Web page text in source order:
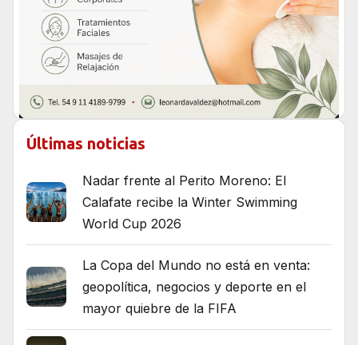
Últimas noticias
Nadar frente al Perito Moreno: El
Calafate recibe la Winter Swimming
World Cup 2026
La Copa del Mundo no está en venta:
geopolítica, negocios y deporte en el
mayor quiebre de la FIFA